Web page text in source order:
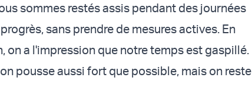
sommes restés assis pendant des journées
sans prendre de mesures actives. En
on a l'impression que notre temps est gaspillé.
pousse aussi fort que possible, mais on reste